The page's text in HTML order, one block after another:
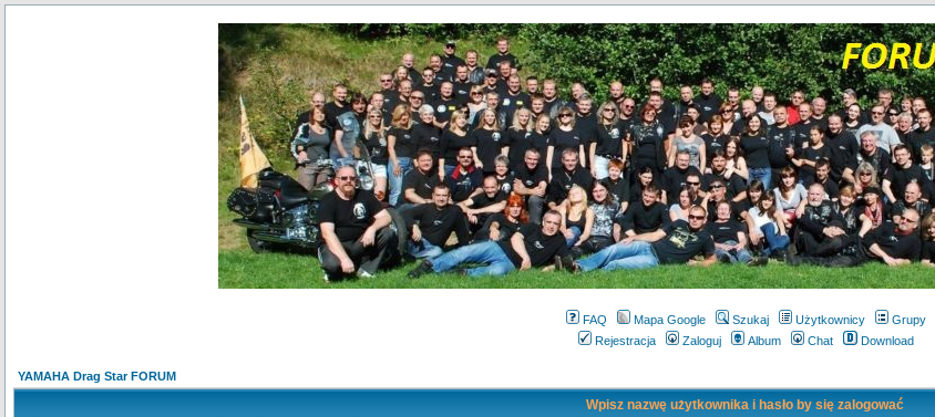
FAQ Mapa Google Szukaj Użytkownicy
Grupy
Rejestracja
Zaloguj Album Chat Download
YAMAHA Drag Star FORUM
Wpisz nazwę użytkownika i hasło by się zalogować